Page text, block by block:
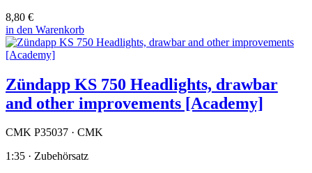
8,80 €
in den Warenkorb
Zündapp KS 750 Headlights, drawbar
and other improvements [Academy]
CMK P35037 · CMK
1:35 · Zubehörsatz